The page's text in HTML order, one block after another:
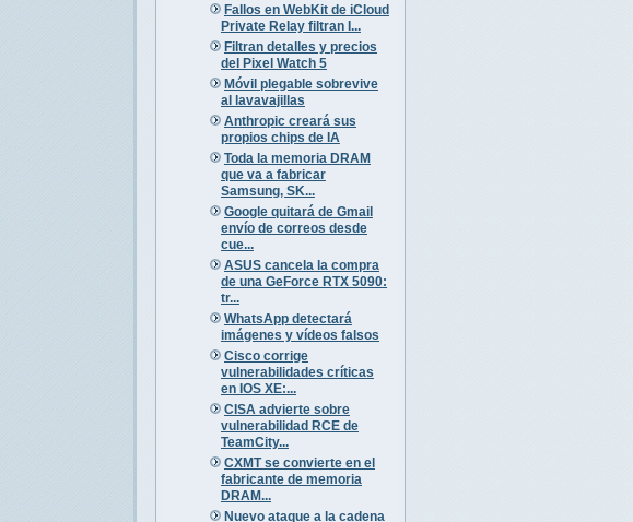
Fallos en WebKit de iCloud
Private Relay filtran I...
Filtran detalles y precios
del Pixel Watch 5
Móvil plegable sobrevive
al lavavajillas
Anthropic creará sus
propios chips de IA
Toda la memoria DRAM
que va a fabricar
Samsung, SK...
Google quitará de Gmail
envío de correos desde
cue...
ASUS cancela la compra
de una GeForce RTX 5090:
tr...
WhatsApp detectará
imágenes y vídeos falsos
Cisco corrige
vulnerabilidades críticas
en IOS XE:...
CISA advierte sobre
vulnerabilidad RCE de
TeamCity...
CXMT se convierte en el
fabricante de memoria
DRAM...
Nuevo ataque a la cadena